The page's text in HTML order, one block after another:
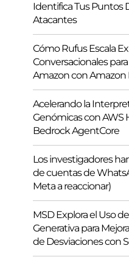
Identifica Tus Puntos
Atacantes
Cómo Rufus Escala
Conversacionales
Amazon con Amazon
Acelerando la
Genómicas con AWS
Bedrock AgentCore
Los investigadores
de cuentas de
Meta a reaccionar)
MSD Explora el Uso
Generativa para
de Desviaciones con